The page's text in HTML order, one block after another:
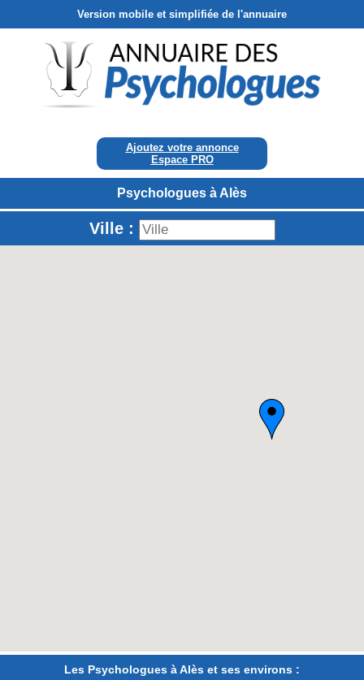
Version mobile et simplifiée de l'annuaire
Ajoutez votre annonce
Espace PRO
Psychologues à Alès
Ville :
Les Psychologues à Alès et ses environs :